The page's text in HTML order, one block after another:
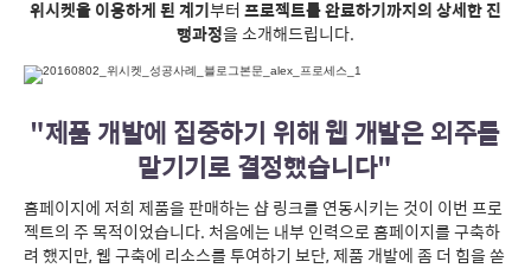
위시켓을 이용하게 된 계기 부터 프로젝트를 완료하기까지의 상세한 진
행과정을 소개해드립니다.
"제품 개발에 집중하기 위해 웹 개발은 외주를
맡기기로 결정했습니다"
홈페이지에 저희 제품을 판매하는 샵 링크를 연동시키는 것이 이번 프로
젝트의 주 목적이었습니다. 처음에는 내부 인력으로 홈페이지를 구축하
려 했지만, 웹 구축에 리소스를 투여하기 보단, 제품 개발에 좀 더 힘을 쏟